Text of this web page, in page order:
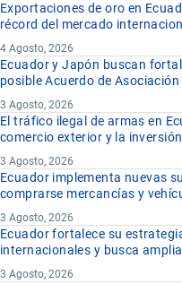
Exportaciones de oro en
récord del mercado
4 Agosto, 2026
Ecuador y Japón buscan
posible Acuerdo de
3 Agosto, 2026
El tráfico ilegal de armas en
comercio exterior y la inversión
3 Agosto, 2026
Ecuador implementa nuevas
comprarse mercancías y
3 Agosto, 2026
Ecuador fortalece su
internacionales y busca
3 Agosto, 2026